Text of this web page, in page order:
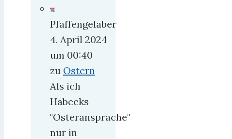
Pfaffengelaber
4. April 2024
um 00:40
zu Ostern
Als ich
Habecks
"Osteransprache"
nur in